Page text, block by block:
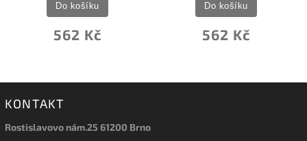
562 Kč
Do košíku
562 Kč
Do košíku
KONTAKT
Rostislavovo nám.25 61200 Brno